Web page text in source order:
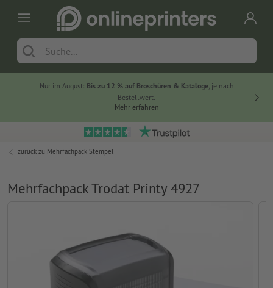
Nur im August: Bis zu 12 % auf Broschüren & Kataloge, je nach
Bestellwert.
Mehr erfahren
zurück zu Mehrfachpack Stempel
Mehrfachpack Trodat Printy 4927